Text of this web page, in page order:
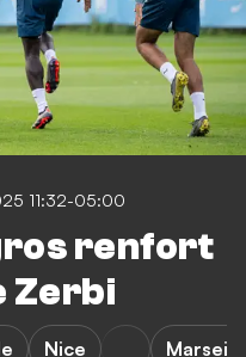
11:32-05:00
renfort
Zerbi
Nice